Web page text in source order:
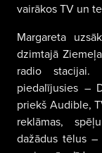
vairākos TV un
Margareta
dzimtajā
radio
piedalījusies –
priekš Audible,
reklāmas,
dažādus tēlus